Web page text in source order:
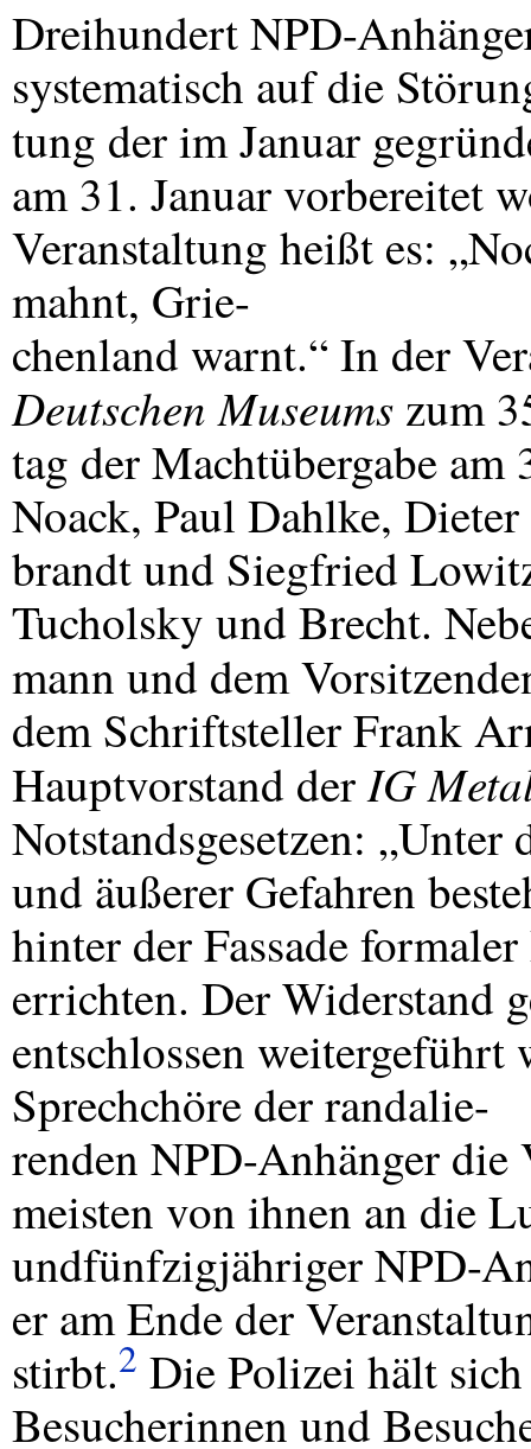
DreihundertNPD-
systematisch auf die
tung der im Januar
am 31. Januar vorbereitet
Veranstaltung heißt es:
mahnt, Grie-
chenland warnt.“ In der
Deutschen Museums zum
tag der Machtübergabe
Noack, Paul Dahlke,
brandt und Siegfried
Tucholsky und Brecht.
mann und dem
dem Schriftsteller Frank
Hauptvorstand derIG
Notstandsgesetzen:
und äußerer Gefahren
hinter der Fassade
errichten. Der Widerstand
entschlossen
Sprechchöre der randalie-
renden NPD-Anhänger die
meisten von ihnen an die
undfünfzigjährigerNPD-
er am Ende der
stirbt.2 Die Polizei hält
Besucherinnen und